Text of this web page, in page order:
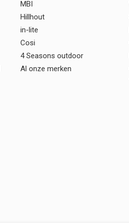
MBI
Hillhout
in-lite
Cosi
4 Seasons outdoor
Al onze merken